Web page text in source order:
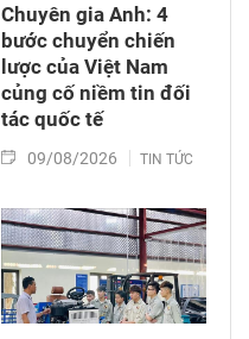
Chuyên gia Anh: 4
bước chuyển chiến
lược của Việt Nam
củng cố niềm tin đối
tác quốc tế
09/08/2026 TIN TỨC